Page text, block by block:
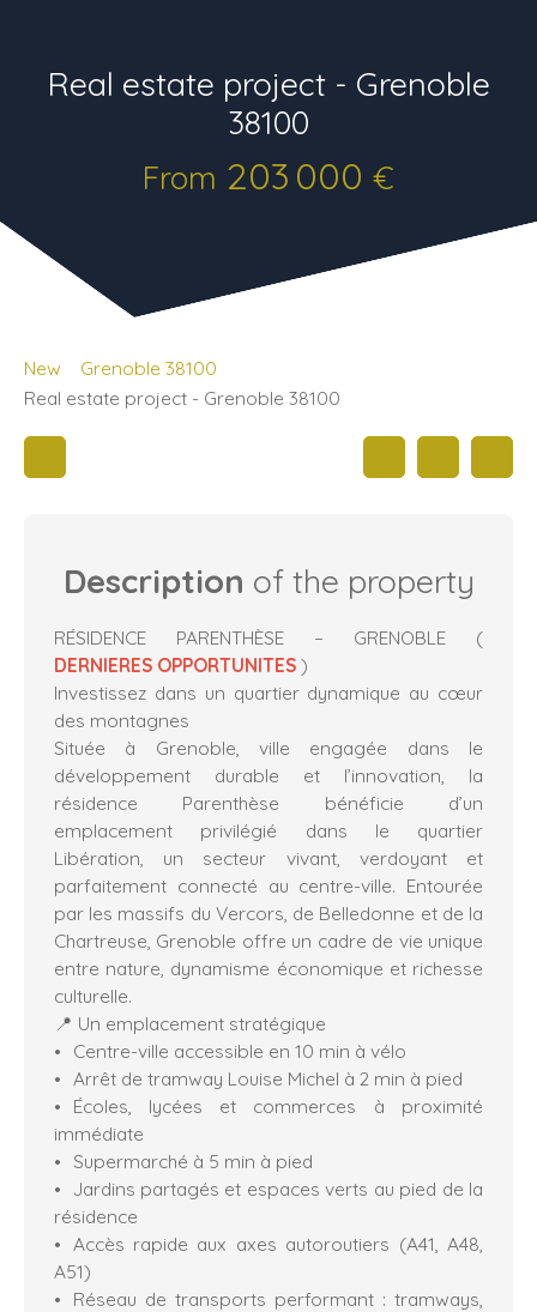
Real estate project - Grenoble
38100
From 203 000 €
New
Grenoble 38100
Real estate project - Grenoble 38100
Description of the property
RÉSIDENCE PARENTHÈSE – GRENOBLE (
DERNIERES OPPORTUNITES )
Investissez dans un quartier dynamique au cœur
des montagnes
Située à Grenoble, ville engagée dans le
développement durable et l’innovation, la
résidence Parenthèse bénéficie d’un
emplacement privilégié dans le quartier
Libération, un secteur vivant, verdoyant et
parfaitement connecté au centre-ville. Entourée
par les massifs du Vercors, de Belledonne et de la
Chartreuse, Grenoble offre un cadre de vie unique
entre nature, dynamisme économique et richesse
culturelle.
📍 Un emplacement stratégique
Centre-ville accessible en 10 min à vélo
Arrêt de tramway Louise Michel à 2 min à pied
Écoles, lycées et commerces à proximité
immédiate
Supermarché à 5 min à pied
Jardins partagés et espaces verts au pied de la
résidence
Accès rapide aux axes autoroutiers (A41, A48,
A51)
Réseau de transports performant : tramways,